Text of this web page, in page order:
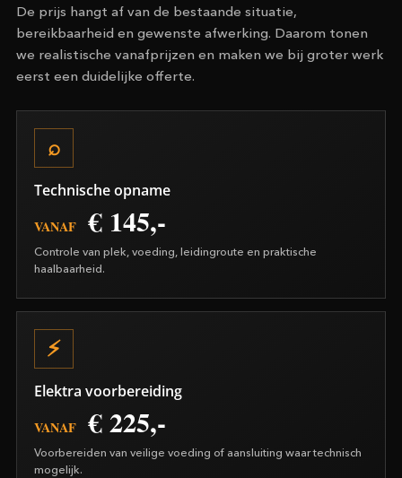
De prijs hangt af van de bestaande situatie,
bereikbaarheid en gewenste afwerking. Daarom tonen
we realistische vanafprijzen en maken we bij groter werk
eerst een duidelijke offerte.
Technische opname
VANAF € 145,-
Controle van plek, voeding, leidingroute en praktische
haalbaarheid.
Elektra voorbereiding
VANAF € 225,-
Voorbereiden van veilige voeding of aansluiting waar technisch
mogelijk.